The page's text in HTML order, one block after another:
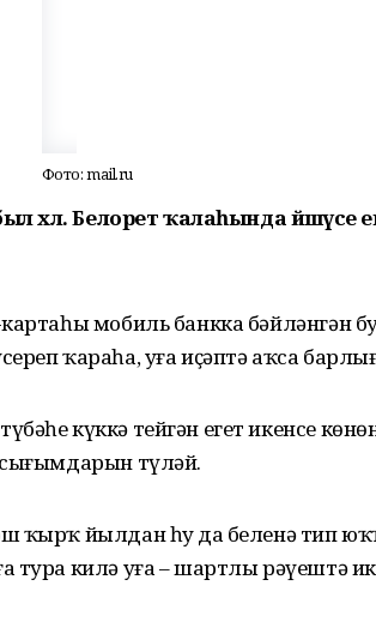
Фото: mail.ru
хәл. Белорет ҡалаһында
мобиль банкка бәйләнгән
ҡараһа, уға иҫәптә аҡса
күккә тейгән егет икенсе
түләй.
йылдан һуң да беленә тип
тура килә уға – шартлы рәүештә